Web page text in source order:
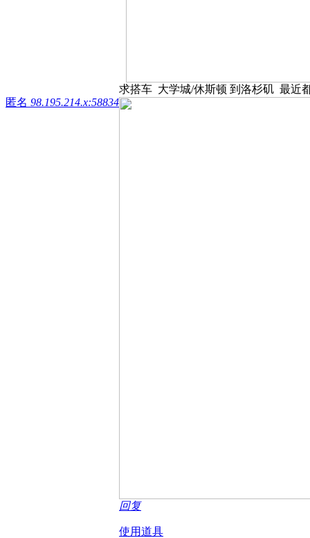
匿名 98.195.214.x:58834
求搭车 大学城/休斯顿 到洛杉矶 最近
回复
使用道具